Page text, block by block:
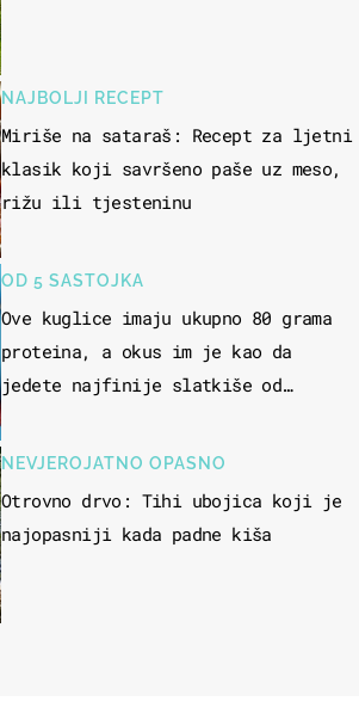
NAJBOLJI RECEPT
Miriše na sataraš: Recept za ljetni
klasik koji savršeno paše uz meso,
rižu ili tjesteninu
OD 5 SASTOJKA
Ove kuglice imaju ukupno 80 grama
proteina, a okus im je kao da
jedete najfinije slatkiše od
NEVJEROJATNO OPASNO
Otrovno drvo: Tihi ubojica koji je
najopasniji kada padne kiša